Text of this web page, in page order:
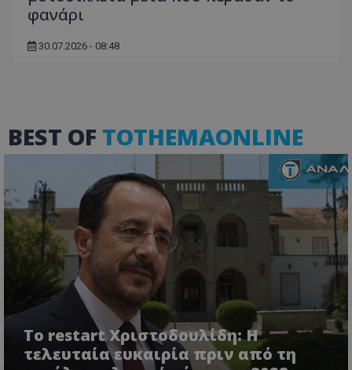
φανάρι
30.07.2026 - 08:48
BEST OF TOTHEMAONLINE
Το restart Χριστοδουλίδη: Η
τελευταία ευκαιρία πριν από τη
VISITOR_PRIVACY_METADATA
YouTube
.youtube.com